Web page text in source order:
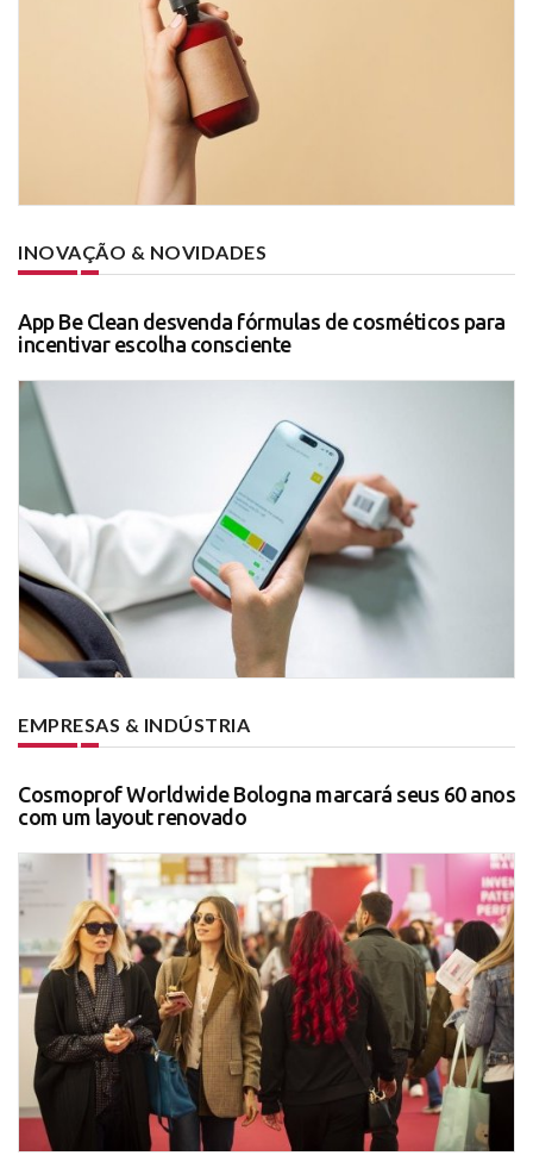
INOVAÇÃO & NOVIDADES
App Be Clean desvenda fórmulas de cosméticos para
incentivar escolha consciente
EMPRESAS & INDÚSTRIA
Cosmoprof Worldwide Bologna marcará seus 60 anos
com um layout renovado